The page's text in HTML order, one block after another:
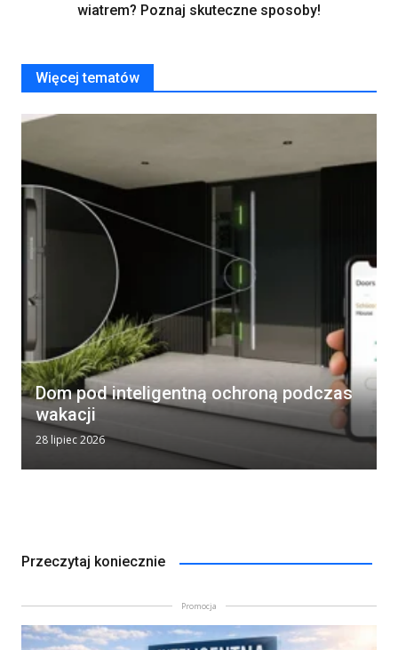
wiatrem? Poznaj skuteczne sposoby!
Więcej tematów
Dom pod inteligentną ochroną podczas
wakacji
28 lipiec 2026
Przeczytaj koniecznie
Promocja